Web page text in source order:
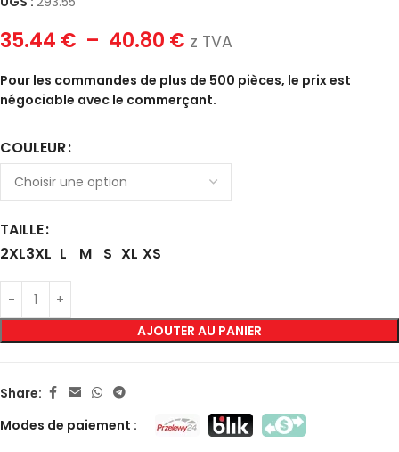
35.44 € – 40.80 € z TVA
Pour les commandes de plus de 500 pièces, le prix est
négociable avec le commerçant.
COULEUR
TAILLE
2XL3XL L M S XL XS
AJOUTER AU PANIER
Share:
Modes de paiement :